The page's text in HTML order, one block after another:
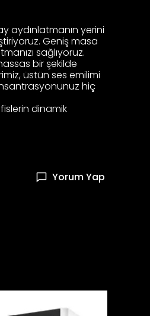
aydınlatmanın yerini
Geniş masa
sağlıyoruz.
bir şekilde
üstün ses emilimi
hiç
dinamik
Yorum Yap